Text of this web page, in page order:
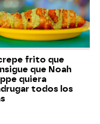
frito que
que Noah
quiera
todos los